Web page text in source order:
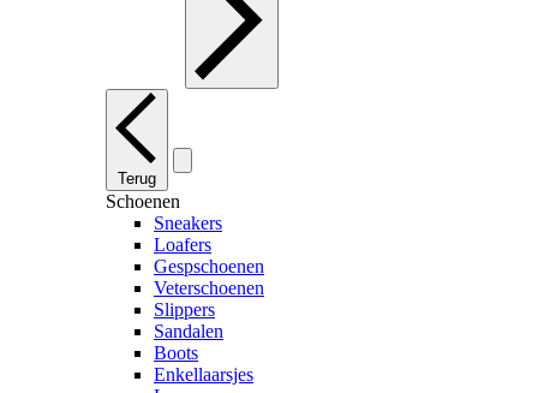
Terug
Schoenen
Sneakers
Loafers
Gespschoenen
Veterschoenen
Slippers
Sandalen
Boots
Enkellaarsjes